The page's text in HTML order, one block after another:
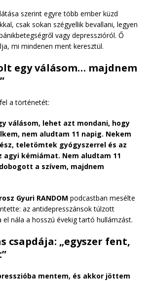
szerint egyre több ember küzd
csak sokan szégyellik bevallani, legyen
vagy depresszióról. Ő
mi mindenen ment keresztül.
egy válásom… majdnem
a történetét:
válásom, lehet azt mondani, hogy
nem aludtam 11 napig. Nekem
teletömtek gyógyszerrel és az
kémiámat. Nem aludtam 11
a szívem, majdnem
Gyuri RANDOM podcastban mesélte
az antidepresszánsok túlzott
nála a hosszú évekig tartó hullámzást.
csapdája: „egyszer fent,
mentem, és akkor jöttem